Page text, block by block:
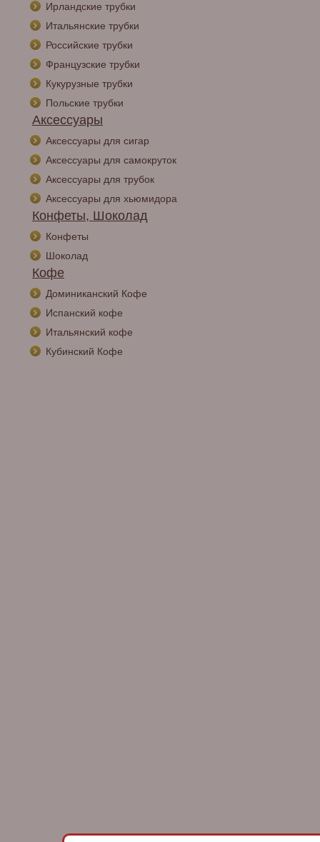
Ирландские трубки
Итальянские трубки
Российские трубки
Французские трубки
Кукурузные трубки
Польские трубки
Аксессуары
Аксессуары для сигар
Аксессуары для самокруток
Аксессуары для трубок
Аксессуары для хьюмидора
Конфеты, Шоколад
Конфеты
Шоколад
Кофе
Доминиканский Кофе
Испанский кофе
Итальянский кофе
Кубинский Кофе